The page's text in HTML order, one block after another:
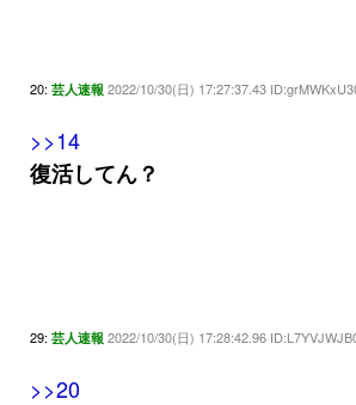
20: 芸人速報 2022/10/30(日) 17:27:37.43
>>14
復活してん？
29: 芸人速報 2022/10/30(日) 17:28:42.96
>>20